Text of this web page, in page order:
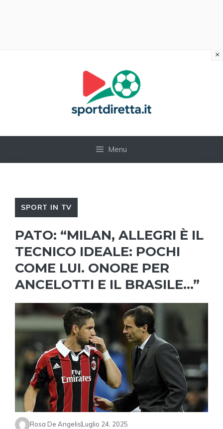
Menu
SPORT IN TV
PATO: “MILAN, ALLEGRI È IL
TECNICO IDEALE: POCHI
COME LUI. ONORE PER
ANCELOTTI E IL BRASILE…”
Rosa De AngelisLuglio 24, 2025
×